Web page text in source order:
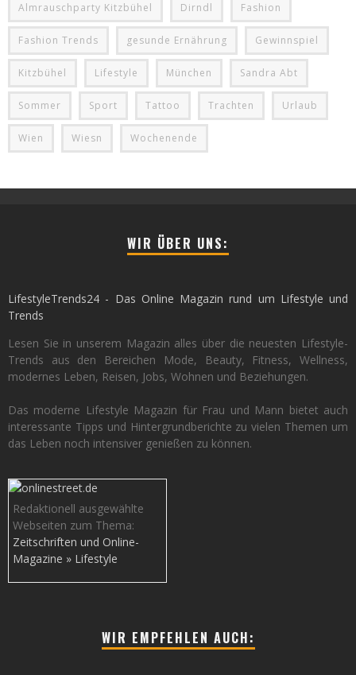
Almrauschparty Kitzbühel Dirndl Fashion
Fashion Trends gesunde Ernährung Gewinnspiel
Kitzbühel Lifestyle München Sandra Abt
Sommer Sport Tattoo Trachten Urlaub
Wien Wiesn Wochenende
WIR ÜBER UNS:
LifestyleTrends24 - Das Online Magazin rund um Lifestyle und
Trends
Lesen Sie in unserem Magazin alles über die neuesten Lifestyle-
Trends aus den Bereichen Mode, Beauty, Fitness, Wellness,
modernes Leben, Reisen, Jobs, Wohnen und Beziehungen.
Das moderne Lifestyle Magazin für Frau und Mann bietet auch
interessante Tipps und Hintergrundberichte zu vielen Themen um
das Leben noch intensiver genießen zu können.
Redaktionell ausgewählte
Webseiten zum Thema:
Zeitschriften und Online-
Magazine » Lifestyle
WIR EMPFEHLEN AUCH: